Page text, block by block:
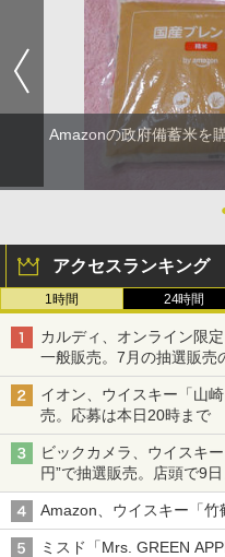
Amazonの政府備蓄米を
アクセスランキング
1時間 24時間
カルディ、オンライン限
一般販売。7月の抽選販売
イオン、ウイスキー「山
売。応募は本日20時まで
ビックカメラ、ウイスキ
円”で抽選販売。店頭で9
Amazon、ウイスキー「竹
ミスド「Mrs. GREEN